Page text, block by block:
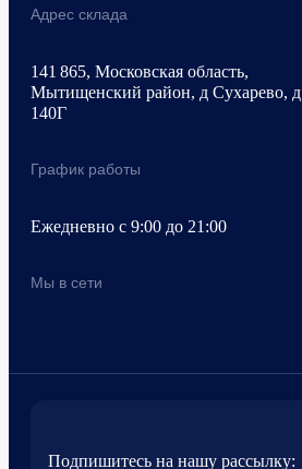
Адрес склада
141 865, Московская область,
Мытищенский район, д Сухарево, д
140Г
График работы
Ежедневно с 9:00 до 21:00
Мы в сети
Подпишитесь на нашу рассылку: